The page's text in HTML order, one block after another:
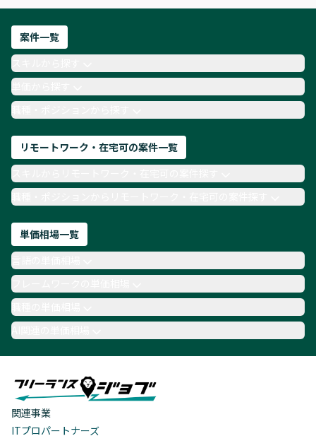
フロントエンドエンジニア
ネットワークエンジニア
AIエンジニア
Webデザイナー
月収100万円 業務委託
COBOL
Ruby
TypeScript
Laravel AWS
案件一覧
単価から探す
職種・ポジションから探す
リモートワーク・在宅可の案件一覧
職種・ポジションからリモートワーク・在宅可の案件探す
単価相場一覧
職種の単価相場
AI関連の単価相場
関連事業
ITプロパートナーズ